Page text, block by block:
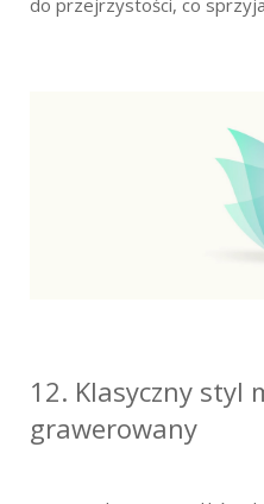
12. Klasyczny styl
grawerowany